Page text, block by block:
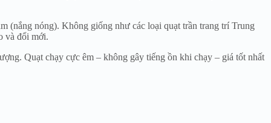
(nắng nóng). Không giống như các loại quạt trần trang trí Trung
và đổi mới.
Quạt chạy cực êm – không gây tiếng ồn khi chạy – giá tốt nhất